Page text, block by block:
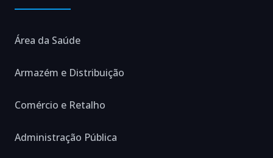
Área da Saúde
Armazém e Distribuição
Comércio e Retalho
Administração Pública